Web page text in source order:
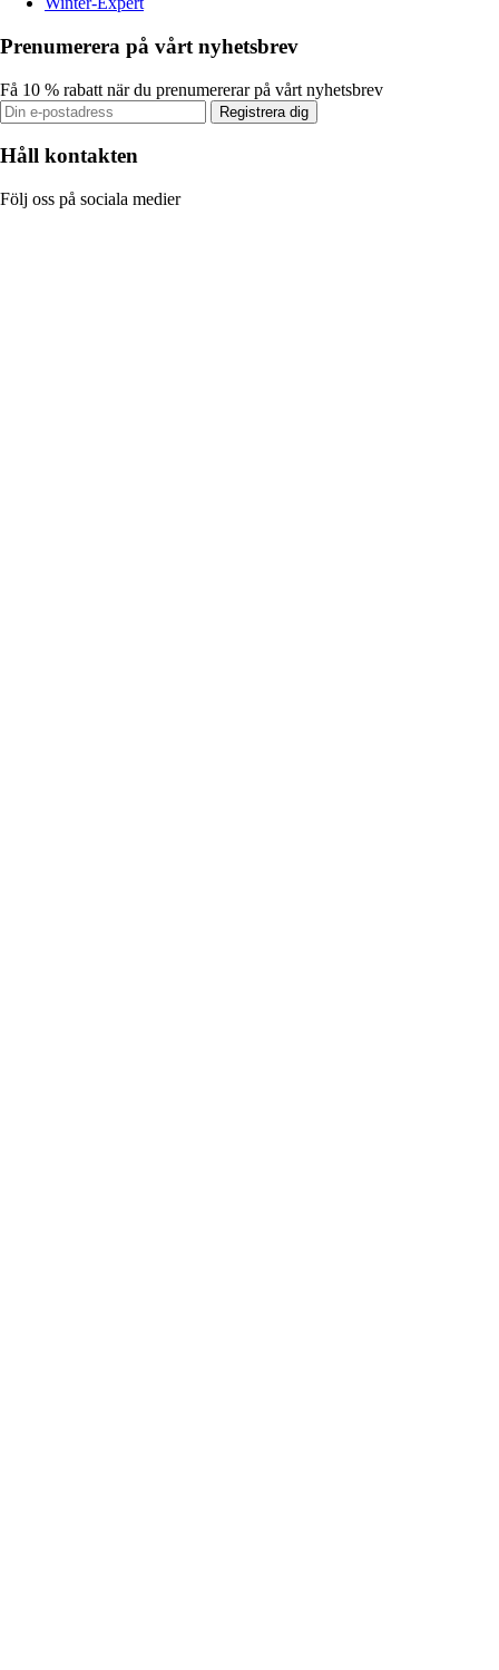
Prenumerera på vårt nyhetsbrev
Få 10 % rabatt när du prenumererar på vårt nyhetsbrev
Registrera dig
Håll kontakten
Följ oss på sociala medier